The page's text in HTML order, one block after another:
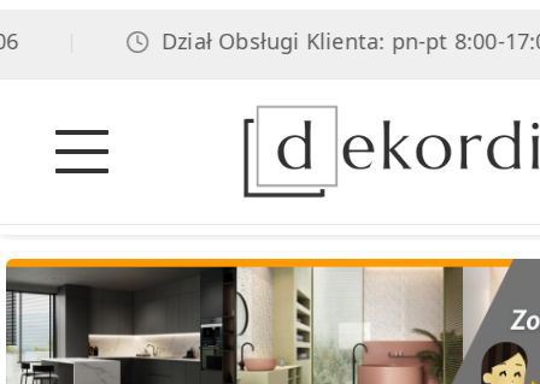
Dział Obsługi Klienta: pn-pt 8:00-